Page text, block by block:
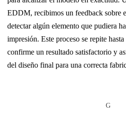
EDDM, recibimos un feedback sobre
detectar algún elemento que pudiera
impresión. Este proceso se repite
confirme un resultado satisfactorio y
del diseño final para una correcta
G